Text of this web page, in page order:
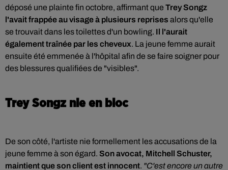
déposé une plainte fin octobre, affirmant que Trey Songz
l'avait frappée au visage à plusieurs reprises alors qu'elle
se trouvait dans les toilettes d'un bowling. Il l'aurait
également traînée par les cheveux. La jeune femme aurait
ensuite été emmenée à l'hôpital afin de se faire soigner pour
des blessures qualifiées de "visibles".
Trey Songz nie en bloc
De son côté, l'artiste nie formellement les accusations de la
jeune femme à son égard. Son avocat, Mitchell Schuster,
maintient que son client est innocent. "C'est encore un autre